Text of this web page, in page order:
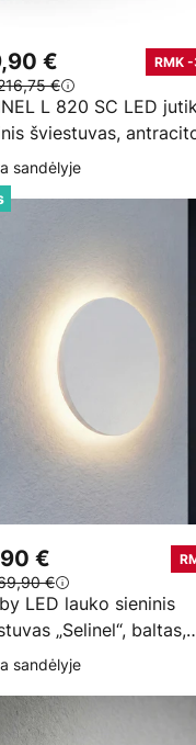
L 820 SC LED
šviestuvas,
€ RMK
€
sandėlyje
LED lauko sieninis
„Selinel“, baltas,
23 cm, namo
€
€
sandėlyje